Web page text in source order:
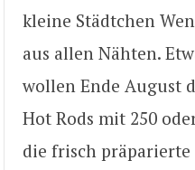
kleine Städtchen
aus allen Nähten.
wollen Ende August
Hot Rods mit 250
die frisch präparierte